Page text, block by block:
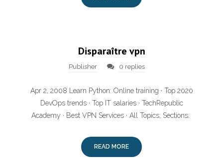
Disparaître vpn
Publisher 0 replies
Apr 2, 2008 Learn Python: Online training · Top 2020
DevOps trends · Top IT salaries · TechRepublic
Academy · Best VPN Services · All Topics; Sections:
READ MORE